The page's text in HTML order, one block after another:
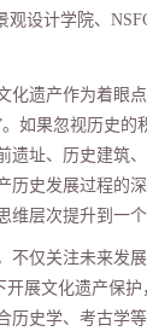
设计学院、
遗产作为着眼
。如果忽视历史的
址、历史建筑
史发展过程的
层次提升到一个
仅关注未来发
开展文化遗产保
史学、考古学